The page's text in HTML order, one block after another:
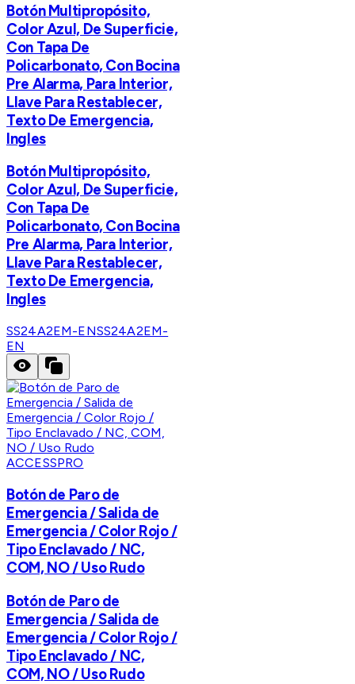
Botón Multipropósito,
Color Azul, De Superficie,
Con Tapa De
Policarbonato, Con Bocina
Pre Alarma, Para Interior,
Llave Para Restablecer,
Texto De Emergencia,
Ingles
Botón Multipropósito,
Color Azul, De Superficie,
Con Tapa De
Policarbonato, Con Bocina
Pre Alarma, Para Interior,
Llave Para Restablecer,
Texto De Emergencia,
Ingles
SS24A2EM-ENSS24A2EM-
EN
ACCESSPRO
Botón de Paro de
Emergencia / Salida de
Emergencia / Color Rojo /
Tipo Enclavado / NC,
COM, NO / Uso Rudo
Botón de Paro de
Emergencia / Salida de
Emergencia / Color Rojo /
Tipo Enclavado / NC,
COM, NO / Uso Rudo